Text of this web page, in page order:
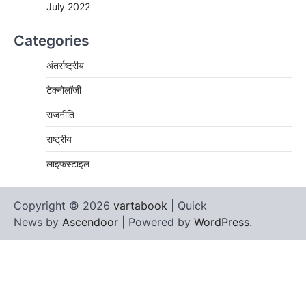
July 2022
Categories
अंतर्राष्ट्रीय
टेक्नोलॉजी
राजनीति
राष्ट्रीय
लाइफस्टाइल
Copyright © 2026 vartabook | Quick
News by Ascendoor | Powered by WordPress.